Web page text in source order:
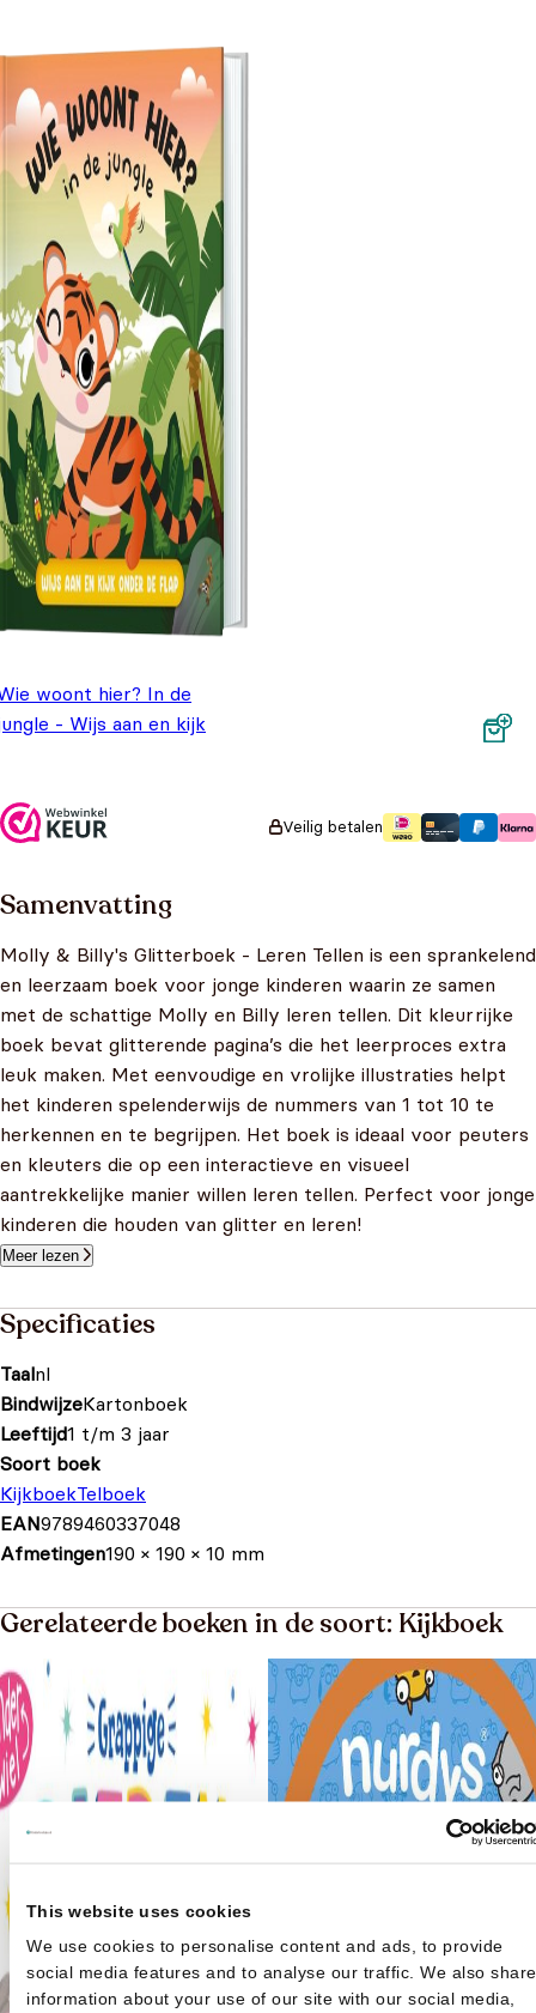
This website uses cookies
We use cookies to personalise content and ads, to provide
social media features and to analyse our traffic. We also share
information about your use of our site with our social media,
woont hier? In de
- Wijs aan en kijk
Veilig betalen
Samenvatting
Molly & Billy's Glitterboek - Leren Tellen is een sprankelend
en leerzaam boek voor jonge kinderen waarin ze samen
met de schattige Molly en Billy leren tellen. Dit kleurrijke
boek bevat glitterende pagina’s die het leerproces extra
leuk maken. Met eenvoudige en vrolijke illustraties helpt
het kinderen spelenderwijs de nummers van 1 tot 10 te
herkennen en te begrijpen. Het boek is ideaal voor peuters
en kleuters die op een interactieve en visueel
aantrekkelijke manier willen leren tellen. Perfect voor jonge
kinderen die houden van glitter en leren!
Meer lezen
Specificaties
Taalnl
BindwijzeKartonboek
Leeftijd1 t/m 3 jaar
Soort boek
KijkboekTelboek
EAN9789460337048
Afmetingen190 × 190 × 10 mm
Gerelateerde boeken in de soort: Kijkboek